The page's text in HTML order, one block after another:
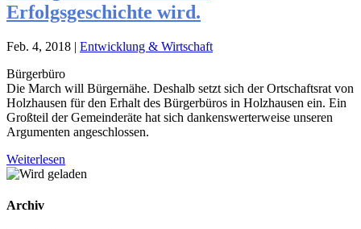
Erfolgsgeschichte wird.
Feb. 4, 2018 | Entwicklung & Wirtschaft
Bürgerbüro
Die March will Bürgernähe. Deshalb setzt sich der Ortschaftsrat von
Holzhausen für den Erhalt des Bürgerbüros in Holzhausen ein. Ein
Großteil der Gemeinderäte hat sich dankenswerterweise unseren
Argumenten angeschlossen.
Weiterlesen
Archiv